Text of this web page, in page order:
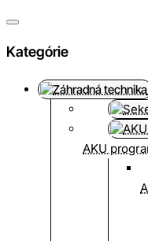
Kategórie
AKU